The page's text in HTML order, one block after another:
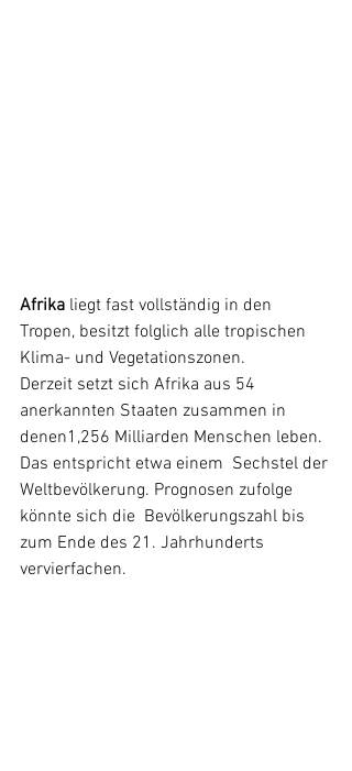
Afrika liegt fast vollständig in den
Tropen, besitzt folglich alle tropischen
Klima- und Vegetationszonen.
Derzeit setzt sich Afrika aus 54
anerkannten Staaten zusammen in
denen1,256 Milliarden Menschen leben.
Das entspricht etwa einem  Sechstel der
Weltbevölkerung. Prognosen zufolge
könnte sich die  Bevölkerungszahl bis
zum Ende des 21. Jahrhunderts
vervierfachen.